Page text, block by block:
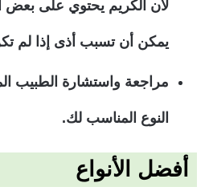
لأن الكريم يحتوي على بعض
يمكن أن تسبب أذى إذا لم
مراجعة واستشارة الطبيب
النوع المناسب لك.
أفضل الأنواع